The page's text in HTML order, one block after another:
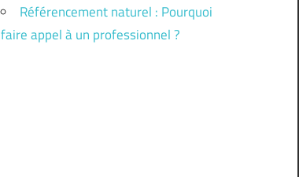
Référencement naturel : Pourquoi
faire appel à un professionnel ?